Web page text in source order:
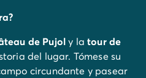
de Pujoly latour de
del lugar. Tómese su
circundante y pasear